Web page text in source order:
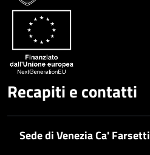
Recapiti e contatti
Sede di Venezia Ca' Farsetti